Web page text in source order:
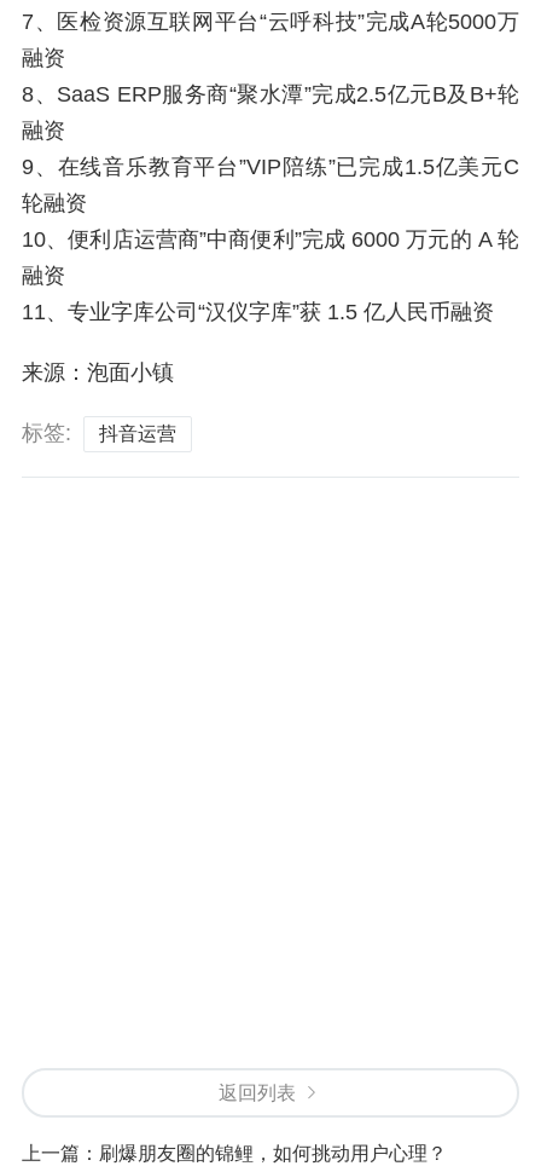
7、医检资源互联网平台“云呼科技”完成A轮5000万
融资
8、SaaS ERP服务商“聚水潭”完成2.5亿元B及B+轮
融资
9、在线音乐教育平台”VIP陪练”已完成1.5亿美元C
轮融资
10、便利店运营商”中商便利”完成 6000 万元的 A 轮
融资
11、专业字库公司“汉仪字库”获 1.5 亿人民币融资
来源：泡面小镇
标签: 抖音运营
返回列表
上一篇： 刷爆朋友圈的锦鲤，如何挑动用户心理？